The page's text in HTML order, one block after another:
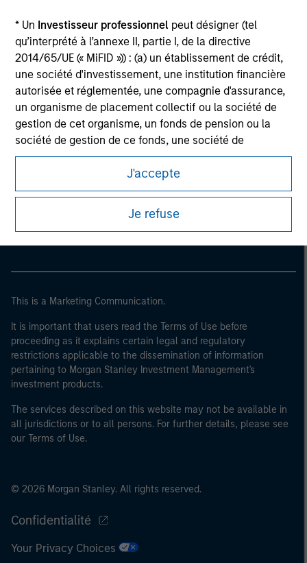
* Un Investisseur professionnel peut désigner (tel
qu’interprété à l’annexe II, partie I, de la directive
2014/65/UE (« MiFID »)) : (a) un établissement de crédit,
une société d'investissement, une institution financière
autorisée et réglementée, une compagnie d'assurance,
un organisme de placement collectif ou la société de
gestion de cet organisme, un fonds de pension ou la
société de gestion de ce fonds, une société de
négociation de matières premières ou d’instruments
dérivés sur matières premières ou un autre investisseur
institutionnel, qui devra être agréé(e) ou réglementé(e)
pour opérer sur les marchés financiers ; (b) une grande
entité remplissant au moins deux des critères de taille
40 millions d'euros ou (iii) 2 millions d'euros de fonds
un gouvernement national ou régional, y compris les
organismes publics qui gèrent de la dette publique au
niveau national ou régional, les banques centrales, les
institutions internationales et supranationales comme
la Banque Mondiale, le FMI, la BCE, la BEI et d'autres
organisations internationales similaires agissant pour
leur propre compte.
Veuillez noter que la notion d’Investisseur professionnel
J'accepte
Je refuse
Morgan Stanley Careers
This is a Marketing Communication.
It is important that users read the Terms of Use before
proceeding as it explains certain legal and regulatory
restrictions applicable to the dissemination of information
pertaining to Morgan Stanley Investment Management's
investment products.
The services described on this website may not be available in
all jurisdictions or to all persons. For further details, please see
our Terms of Use.
© 2026 Morgan Stanley. All rights reserved.
Confidentialité
Your Privacy Choices